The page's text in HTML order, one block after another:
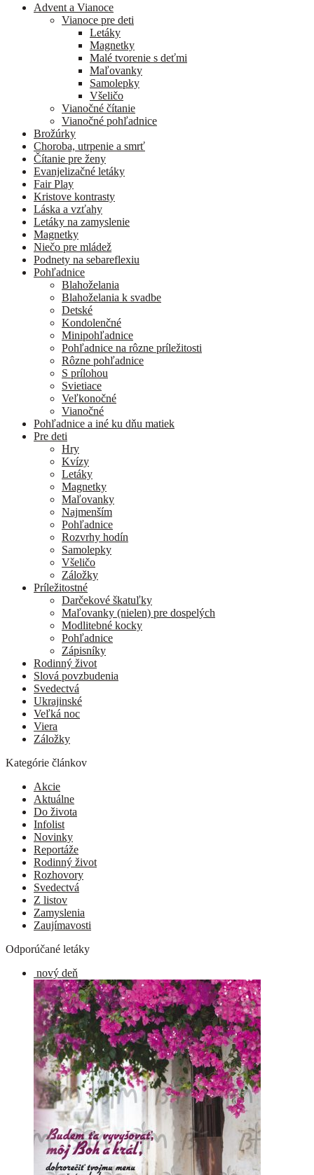
Advent a Vianoce
Vianoce pre deti
Letáky
Magnetky
Malé tvorenie s deťmi
Maľovanky
Samolepky
Všeličo
Vianočné čítanie
Vianočné pohľadnice
Brožúrky
Choroba, utrpenie a smrť
Čítanie pre ženy
Evanjelizačné letáky
Fair Play
Kristove kontrasty
Láska a vzťahy
Letáky na zamyslenie
Magnetky
Niečo pre mládež
Podnety na sebareflexiu
Pohľadnice
Blahoželania
Blahoželania k svadbe
Detské
Kondolenčné
Minipohľadnice
Pohľadnice na rôzne príležitosti
Rôzne pohľadnice
S prílohou
Svietiace
Veľkonočné
Vianočné
Pohľadnice a iné ku dňu matiek
Pre deti
Hry
Kvízy
Letáky
Magnetky
Maľovanky
Najmenším
Pohľadnice
Rozvrhy hodín
Samolepky
Všeličo
Záložky
Príležitostné
Darčekové škatuľky
Maľovanky (nielen) pre dospelých
Modlitebné kocky
Pohľadnice
Zápisníky
Rodinný život
Slová povzbudenia
Svedectvá
Ukrajinské
Veľká noc
Viera
Záložky
Kategórie článkov
Akcie
Aktuálne
Do života
Infolist
Novinky
Reportáže
Rodinný život
Rozhovory
Svedectvá
Z listov
Zamyslenia
Zaujímavosti
Odporúčané letáky
nový deň